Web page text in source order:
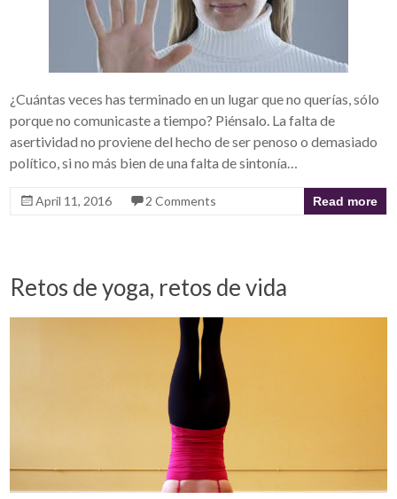
¿Cuántas veces has terminado en un lugar que no querías, sólo
porque no comunicaste a tiempo? Piénsalo. La falta de
asertividad no proviene del hecho de ser penoso o demasiado
político, si no más bien de una falta de sintonía…
April 11, 2016 2 Comments Read more
Retos de yoga, retos de vida